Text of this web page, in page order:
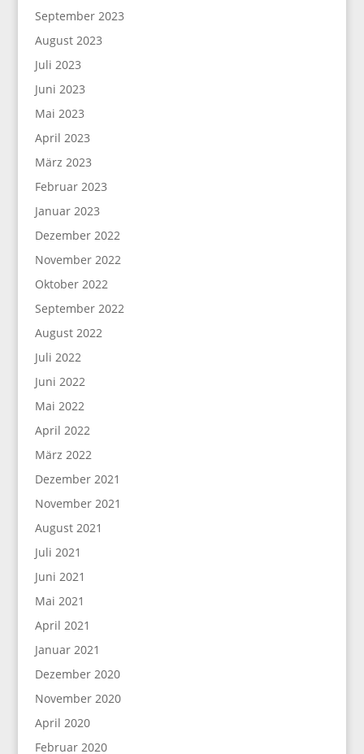
September 2023
August 2023
Juli 2023
Juni 2023
Mai 2023
April 2023
März 2023
Februar 2023
Januar 2023
Dezember 2022
November 2022
Oktober 2022
September 2022
August 2022
Juli 2022
Juni 2022
Mai 2022
April 2022
März 2022
Dezember 2021
November 2021
August 2021
Juli 2021
Juni 2021
Mai 2021
April 2021
Januar 2021
Dezember 2020
November 2020
April 2020
Februar 2020